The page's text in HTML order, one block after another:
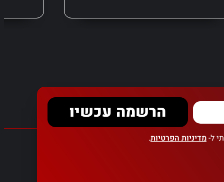
ל-מדיניות הפרטיות.
הרשמה עכשיו